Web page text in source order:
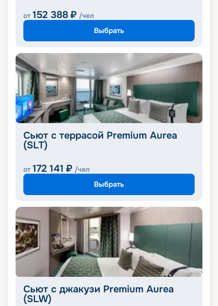
от 152 388 ₽ /чел
Выбрать
Сьют с террасой Premium Aurea
(SLT)
от 172 141 ₽ /чел
Выбрать
Сьют с джакузи Premium Aurea
(SLW)